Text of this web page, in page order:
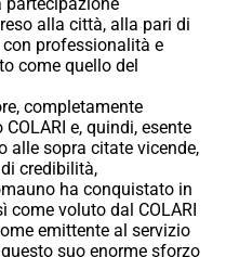
partecipazione
alla città, alla pari di
professionalità e
come quello del
completamente
e, quindi, esente
alle sopra citate vicende,
credibilità,
ha conquistato in
voluto dal COLARI
emittente al servizio
suo enorme sforzo